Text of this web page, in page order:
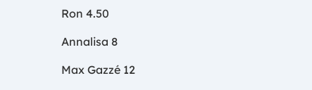
Ron 4.50
Annalisa 8
Max Gazzé 12